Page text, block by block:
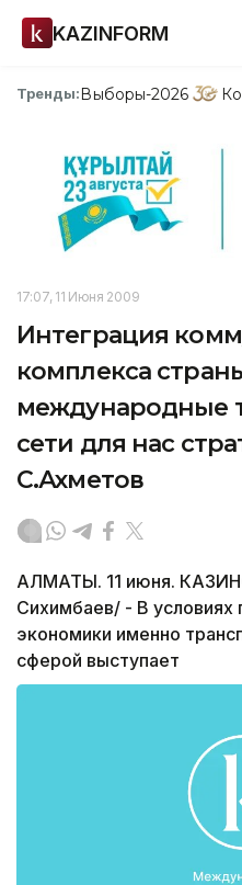
KAZINFORM
Тренды:Выборы-2026
17:07, 11 Июня 2009
Интеграция
комплекса
международные
сети для нас
С.Ахметов
АЛМАТЫ. 11 июня.
Сихимбаев/ - В условиях
экономики именно
сферой выступает